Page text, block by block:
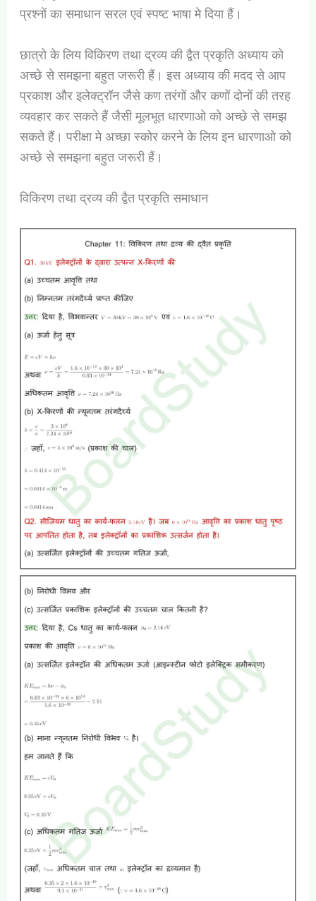
प्रश्नों का समाधान सरल एवं स्पष्ट भाषा मे दिया हैं।
छात्रो के लिय विकिरण तथा द्रव्य की द्वैत प्रकृति अध्याय को
अच्छे से समझना बहुत जरूरी हैं। इस अध्याय की मदद से आप
प्रकाश और इलेक्ट्रॉन जैसे कण तरंगों और कणों दोनों की तरह
व्यवहार कर सकते हैं जैसी मूलभूत धारणाओ को अच्छे से समझ
सकते हैं। परीक्षा मे अच्छा स्कोर करने के लिय इन धारणाओ को
अच्छे से समझना बहुत जरूरी हैं।
विकिरण तथा द्रव्य की द्वैत प्रकृति समाधान